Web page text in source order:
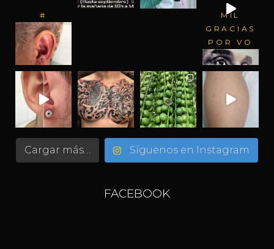
#
MIL
GRACIAS
POR VO
Cargar más… Síguenos en Instagram
FACEBOOK